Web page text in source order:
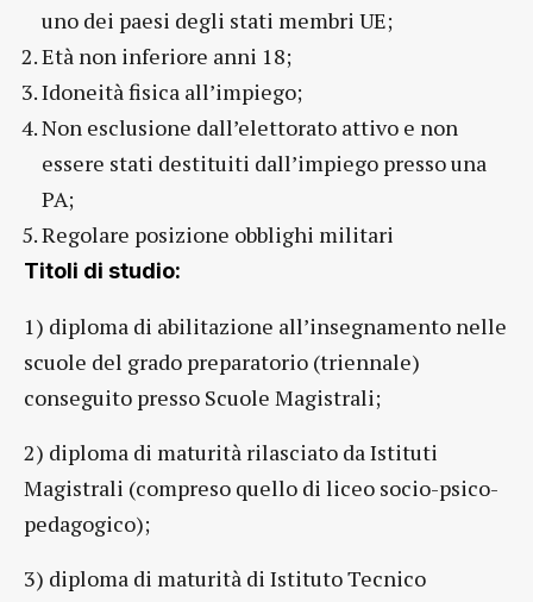
uno dei paesi degli stati membri UE;
Età non inferiore anni 18;
Idoneità fisica all’impiego;
Non esclusione dall’elettorato attivo e non
essere stati destituiti dall’impiego presso una
PA;
Regolare posizione obblighi militari
Titoli di studio:
1) diploma di abilitazione all’insegnamento nelle
scuole del grado preparatorio (triennale)
conseguito presso Scuole Magistrali;
2) diploma di maturità rilasciato da Istituti
Magistrali (compreso quello di liceo socio-psico-
pedagogico);
3) diploma di maturità di Istituto Tecnico